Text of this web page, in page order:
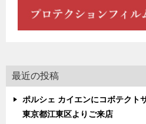
最近の投稿
ポルシェ カイエンにコボテクト
東京都江東区よりご来店